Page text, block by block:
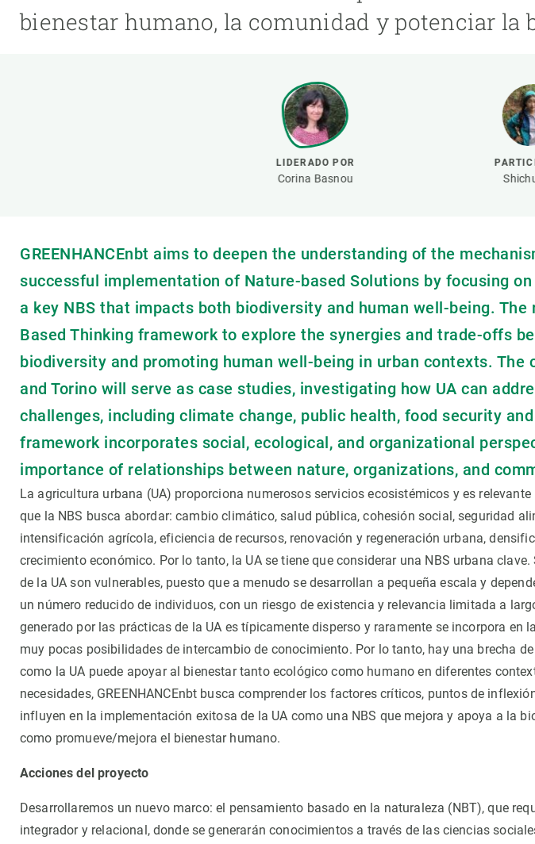
bienestar humano, la comunidad y potenciar la
LIDERADO POR
Corina Basnou
GREENHANCEnbt aims to deepen the understanding of the
successful implementation of Nature-based Solutions by focusing
a key NBS that impacts both biodiversity and human well-being. The
Based Thinking framework to explore the synergies and trade-offs
biodiversity and promoting human well-being in urban contexts. The
and Torino will serve as case studies, investigating how UA can
challenges, including climate change, public health, food security
framework incorporates social, ecological, and organizational
importance of relationships between nature, organizations, and
La agricultura urbana (UA) proporciona numerosos servicios ecosistémicos y es
que la NBS busca abordar: cambio climático, salud pública, cohesión social, seguridad
intensificación agrícola, eficiencia de recursos, renovación y regeneración urbana,
crecimiento económico. Por lo tanto, la UA se tiene que considerar una NBS urbana
de la UA son vulnerables, puesto que a menudo se desarrollan a pequeña escala y
un número reducido de individuos, con un riesgo de existencia y relevancia limitada a
generado por las prácticas de la UA es típicamente disperso y raramente se incorpora en
muy pocas posibilidades de intercambio de conocimiento. Por lo tanto, hay una brecha
como la UA puede apoyar al bienestar tanto ecológico como humano en diferentes
necesidades, GREENHANCEnbt busca comprender los factores críticos, puntos de
influyen en la implementación exitosa de la UA como una NBS que mejora y apoya a la
como promueve/mejora el bienestar humano.
Acciones del proyecto
Desarrollaremos un nuevo marco: el pensamiento basado en la naturaleza (NBT), que
integrador y relacional, donde se generarán conocimientos a través de las ciencias
Instalaciones
Observación de la Tierra
Temas transversales
Synthesis Actions
Biodiversidad
Cambio global
Funcionamiento de los ecosistemas
Observación de la Tierra